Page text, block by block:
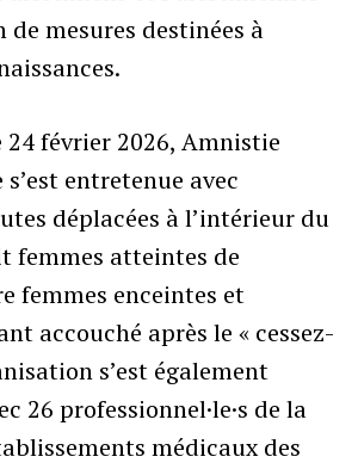
mesures destinées à
24 février 2026, Amnistie
entretenue avec
déplacées à l’intérieur du
femmes atteintes de
femmes enceintes et
accouché après le « cessez-
s’est également
26 professionnel·le·s de la
médicaux des